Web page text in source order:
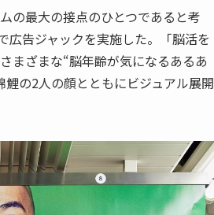
の最大の接点のひとつであると考
広告ジャックを実施した。「脳活を
まざまな“脳年齢が気になるあるあ
の2人の顔とともにビジュアル展開